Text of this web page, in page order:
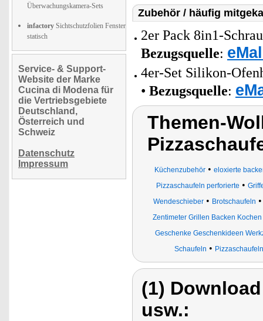
Überwachungskamera-Sets
infactory Sichtschutzfolien Fenster
statisch
Service- & Support-
Website der Marke
Cucina di Modena für
die Vertriebsgebiete
Deutschland,
Österreich und
Schweiz
Datenschutz
Impressum
Zubehör / häufig
2er Pack 8in1-
Bezugsquelle:
4er-Set Silikon-
• Bezugsquelle:
Themen-
Küchenzubehör • eloxierte
Pizzaschaufeln perforierte •
Wendeschieber• Brotschaufeln
Zentimeter Grillen Backen Kochen
Geschenke Geschenkideen
Schaufeln •
(1)
usw.: